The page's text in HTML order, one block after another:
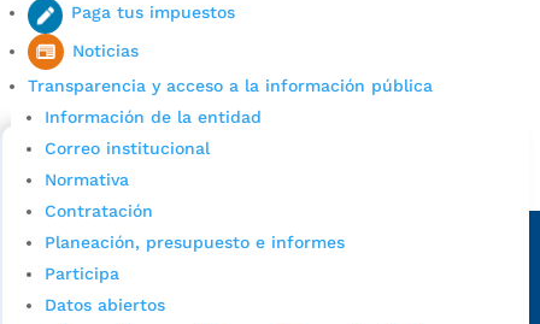
Paga tus impuestos
Noticias
Transparencia y acceso a la información pública
Información de la entidad
Correo institucional
Normativa
Contratación
Planeación, presupuesto e informes
Participa
Datos abiertos
Cupos Escolares Bucaramanga 2022
Consulta aqui los pasos para inscribirse y solicitar un
cupo escolar en los colegios oficiales de
Bucaramanga.
Alcaldía de Bucaramanga
Sede principal